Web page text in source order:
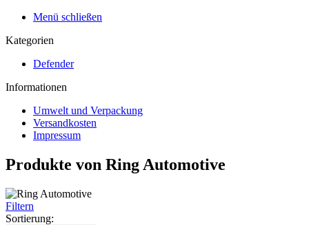
Menü schließen
Kategorien
Defender
Informationen
Umwelt und Verpackung
Versandkosten
Impressum
Produkte von Ring Automotive
Filtern
Sortierung: